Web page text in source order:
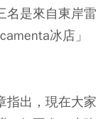
名是來自東岸雷
冰店」
指出，現在大家